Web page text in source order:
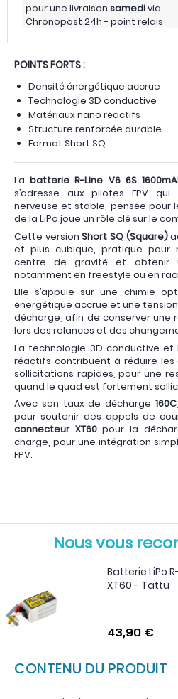
pour une livraison samedivia
Chronopost 24h - point relais
POINTS FORTS :
Densité énergétique accrue
Technologie 3D conductive
Matériaux nano réactifs
Structure renforcée durable
Format Short SQ
Labatterie R-Line V6 6S
s’adresse aux pilotes FPV
nerveuse et stable, pensée pour
de la LiPo joue un rôle clé sur le
Cette versionShort SQ (Square)
et plus cubique, pratique pour
centre de gravité et obtenir
notamment en freestyle ou en
Elle s’appuie sur une chimie
énergétique accrue et une
décharge, afin de conserver une
lors des relances et des
La technologie 3D conductive et
réactifs contribuent à réduire
sollicitations rapides, pour une
quand le quad est fortement
Avec son taux de décharge 160C
pour soutenir des appels de
connecteur XT60pour la
charge, pour une intégration
FPV.
Nous vous
Batterie LiPo
XT60 - Tattu
43,90 €
CONTENU DU PRODUIT